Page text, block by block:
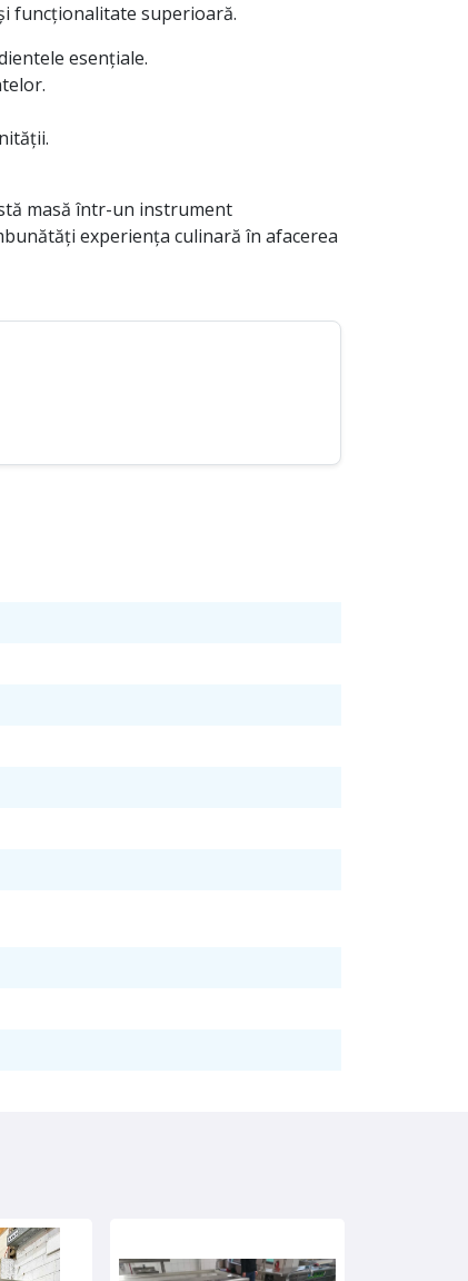
funcționalitate superioară.
esențiale.
masă într-un instrument
experiența culinară în afacerea